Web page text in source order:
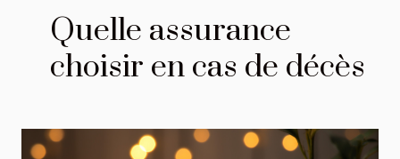
Quelle assurance
choisir en cas de décès